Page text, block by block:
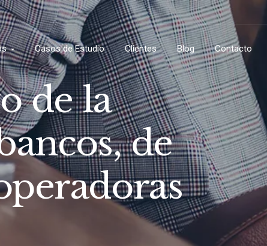
Casos de Estudio Clientes Blog Contacto
de la
de